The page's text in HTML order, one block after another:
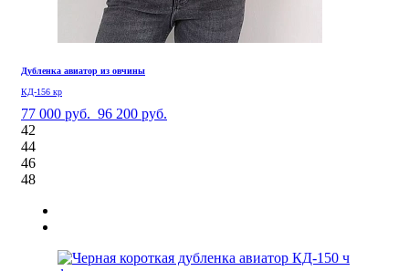
Дубленка авиатор из овчины
КД-156 кр
77 000 руб. 96 200 руб.
42
44
46
48